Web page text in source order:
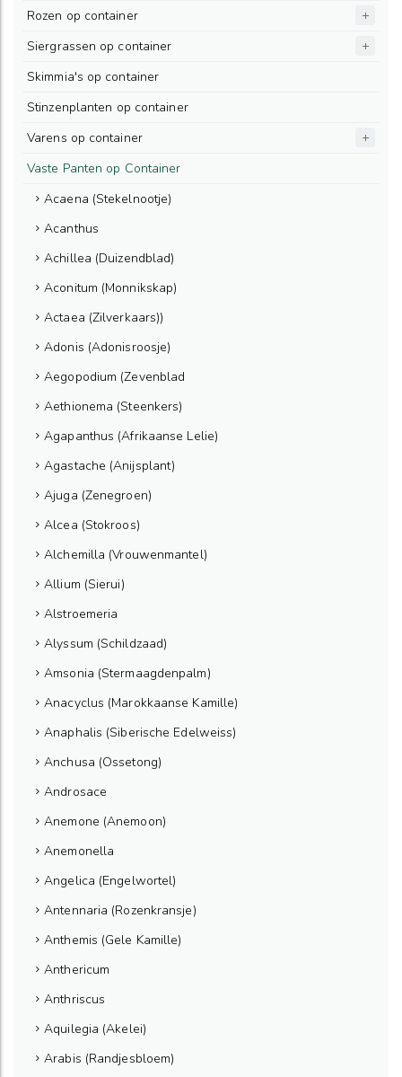
Rozen op container
Siergrassen op container
Skimmia's op container
Stinzenplanten op container
Varens op container
Vaste Panten op Container
Acaena (Stekelnootje)
Acanthus
Achillea (Duizendblad)
Aconitum (Monnikskap)
Actaea (Zilverkaars))
Adonis (Adonisroosje)
Aegopodium (Zevenblad
Aethionema (Steenkers)
Agapanthus (Afrikaanse Lelie)
Agastache (Anijsplant)
Ajuga (Zenegroen)
Alcea (Stokroos)
Alchemilla (Vrouwenmantel)
Allium (Sierui)
Alstroemeria
Alyssum (Schildzaad)
Amsonia (Stermaagdenpalm)
Anacyclus (Marokkaanse Kamille)
Anaphalis (Siberische Edelweiss)
Anchusa (Ossetong)
Androsace
Anemone (Anemoon)
Anemonella
Angelica (Engelwortel)
Antennaria (Rozenkransje)
Anthemis (Gele Kamille)
Anthericum
Anthriscus
Aquilegia (Akelei)
Arabis (Randjesbloem)